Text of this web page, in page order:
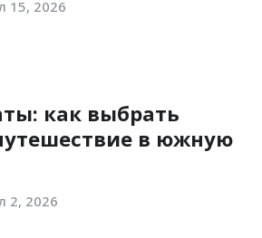
15, 2026
как выбрать
в южную
2, 2026